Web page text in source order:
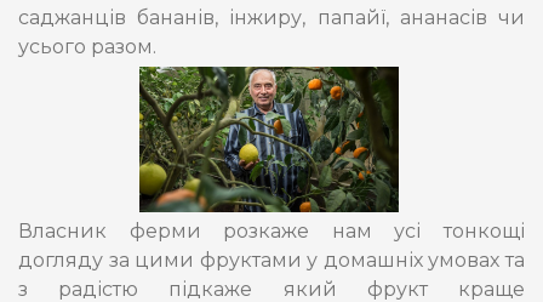
саджанців бананів, інжиру, папайї, ананасів чи
усього разом.
Власник ферми розкаже нам усі тонкощі
догляду за цими фруктами у домашніх умовах та
з радістю підкаже який фрукт краще